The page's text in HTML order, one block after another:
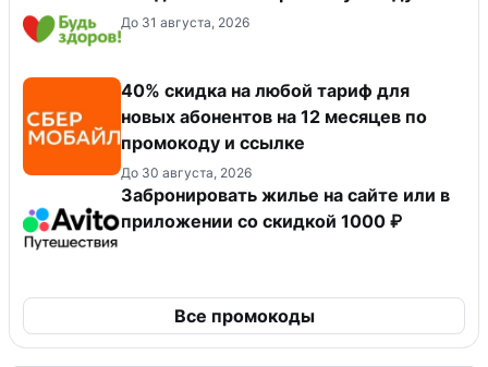
До 31 августа, 2026
40% скидка на любой тариф для
новых абонентов на 12 месяцев по
промокоду и ссылке
До 30 августа, 2026
Забронировать жилье на сайте или в
приложении со скидкой 1000 ₽
Все промокоды